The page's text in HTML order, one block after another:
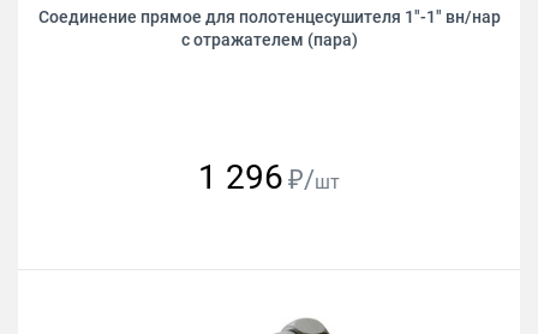
Соединение прямое для полотенцесушителя 1"-1" вн/нар
с отражателем (пара)
1 296 ₽/шт